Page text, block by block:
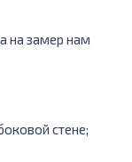
на замер нам
стене;